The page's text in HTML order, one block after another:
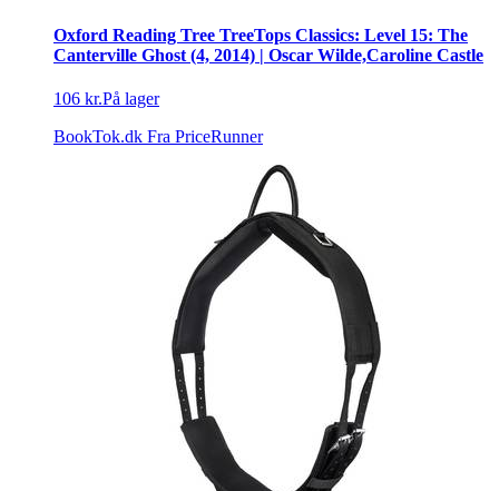
Oxford Reading Tree TreeTops Classics: Level 15: The
Canterville Ghost (4, 2014) | Oscar Wilde,Caroline Castle
106 kr.På lager
BookTok.dk Fra PriceRunner